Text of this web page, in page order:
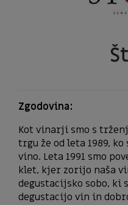
Zgodovina:
Kot vinarji smo s
trgu že od leta 1989,
vino. Leta 1991 smo
klet, kjer zorijo naša
degustacijsko sobo, ki
degustacijo vin in